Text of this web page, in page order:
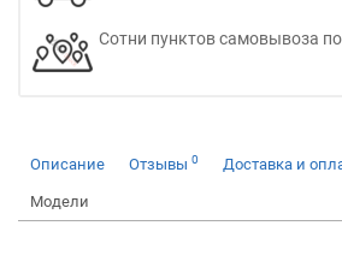
Сотни пунктов самовывоза
Описание Отзывы 0 Доставка и
Модели